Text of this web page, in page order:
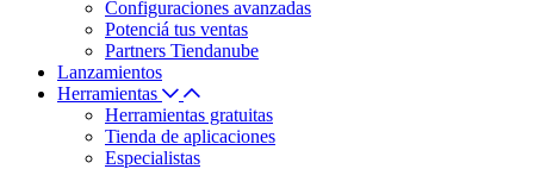
Configuraciones avanzadas
Potenciá tus ventas
Partners Tiendanube
Lanzamientos
Herramientas
Herramientas gratuitas
Tienda de aplicaciones
Especialistas